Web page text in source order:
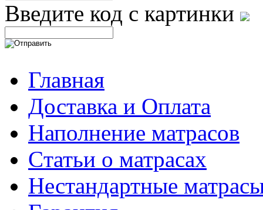
Введите код с картинки
Главная
Доставка и Оплата
Наполнение матрасов
Cтатьи о матрасах
Нестандартные